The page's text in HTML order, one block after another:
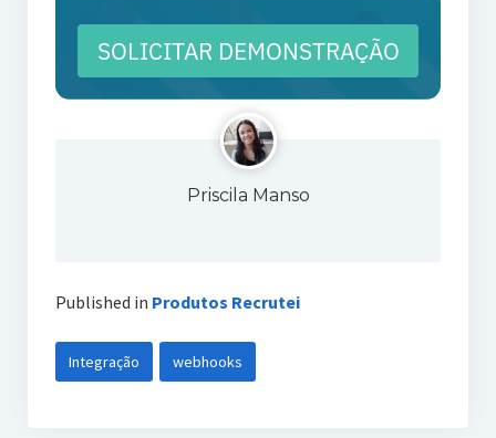
SOLICITAR DEMONSTRAÇÃO
Priscila Manso
Published in Produtos Recrutei
Integração webhooks